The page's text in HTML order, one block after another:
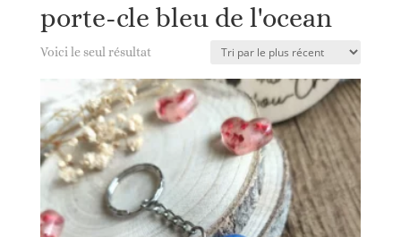
porte-cle bleu de l'ocean
Voici le seul résultat